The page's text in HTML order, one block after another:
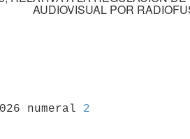
AUDIOVISUAL POR
numeral 2